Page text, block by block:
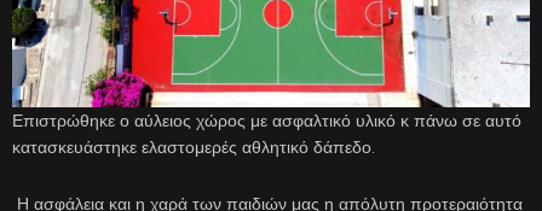
Επιστρώθηκε ο αύλειος χώρος με ασφαλτικό υλικό κ πάνω σε αυτό
κατασκευάστηκε ελαστομερές αθλητικό δάπεδο.
Η ασφάλεια και η χαρά των παιδιών μας η απόλυτη προτεραιότητα